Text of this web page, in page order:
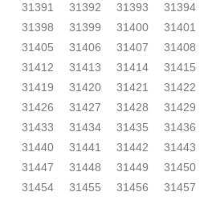
31391
31392 31393 31394
31398
31399 31400 31401
31405
31406 31407 31408
31412
31413 31414 31415
31419
31420 31421 31422
31426
31427 31428 31429
31433
31434 31435 31436
31440
31441 31442 31443
31447
31448 31449 31450
31454
31455 31456 31457